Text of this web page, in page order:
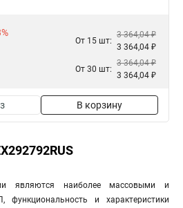
От 15 шт:
3 364,04 ₽
3 364,04 ₽
От 30 шт:
3 364,04 ₽
3 364,04 ₽
В корзину
являются наиболее массовыми и
и характеристики